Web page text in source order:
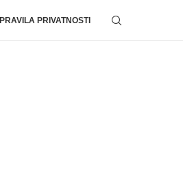
PRAVILA PRIVATNOSTI